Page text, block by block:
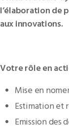
l’élaboration de
aux innovations.
Votre rôle en
Mise en
Estimation et
Emission des